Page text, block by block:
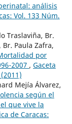
análisis
Vol. 133 Núm.
Traslaviña, Br.
Paula Zafra,
por
2007 , Gaceta
Mejía Álvarez,
según el
que vive la
de Caracas: